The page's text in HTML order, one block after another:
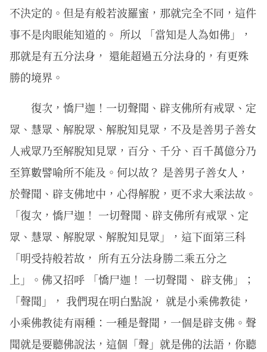
不決定的。但是有般若波羅蜜，那就完全不同，這件
事不是肉眼能知道的。 所以 「當知是人為如佛」，
那就是有五分法身， 還能超過五分法身的，有更殊
勝的境界。
復次，憍尸迦！一切聲聞、辟支佛所有戒眾、定
眾、慧眾、解脫眾、解脫知見眾，不及是善男子善女
人戒眾乃至解脫知見眾，百分、千分、百千萬億分乃
至算數譬喻所不能及。何以故？ 是善男子善女人，
於聲聞、辟支佛地中，心得解脫，更不求大乘法故。
「復次，憍尸迦！ 一切聲聞、辟支佛所有戒眾、定
眾、慧眾、解脫眾、解脫知見眾」，這下面第三科
「明受持般若故， 所有五分法身勝二乘五分之
上」。佛又招呼 「憍尸迦！ 一切聲聞、 辟支佛」；
「聲聞」， 我們現在明白點說， 就是小乘佛教徒，
小乘佛教徒有兩種：一種是聲聞，一個是辟支佛。聲
聞就是要聽佛說法，這個「聲」就是佛的法語，你聽